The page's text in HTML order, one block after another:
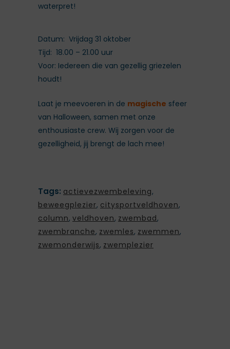
waterpret!
Datum: Vrijdag 31 oktober
Tijd: 18.00 – 21.00 uur
Voor: Iedereen die van gezellig griezelen
houdt!
Laat je meevoeren in de magische sfeer
van Halloween, samen met onze
enthousiaste crew. Wij zorgen voor de
gezelligheid, jij brengt de lach mee!
Tags: actievezwembeleving,
beweegplezier, citysportveldhoven,
column, veldhoven, zwembad,
zwembranche, zwemles, zwemmen,
zwemonderwijs, zwemplezier